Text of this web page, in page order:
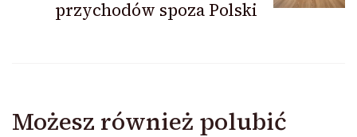
przychodów spoza Polski
Możesz również polubić